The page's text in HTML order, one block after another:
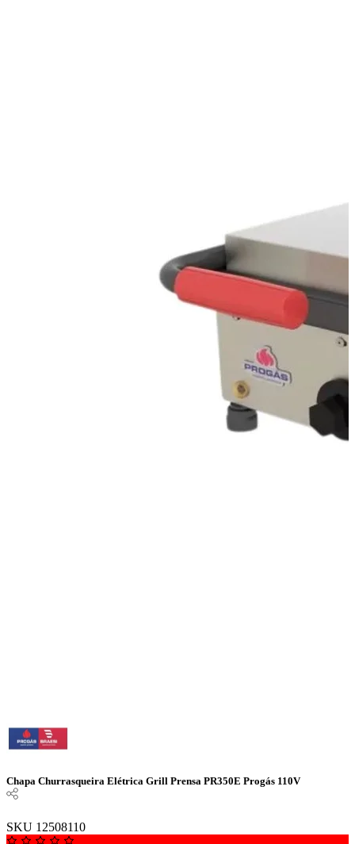
Chapa Churrasqueira Elétrica Grill Prensa PR350E Progás 110V
SKU 12508110